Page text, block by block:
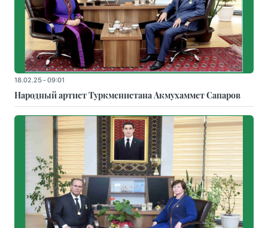
18.02.25 - 09:01
Народный артист Туркменистана Акмухаммет Сапаров